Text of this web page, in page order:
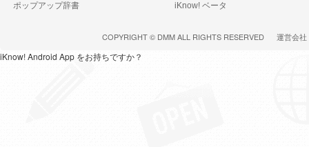
ポップアップ辞書
iKnow! ベータ
COPYRIGHT © DMMALL RIGHTS RESERVED 運営会社
iKnow! Android App をお持ちですか？